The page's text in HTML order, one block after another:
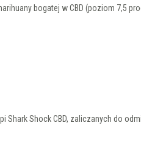
bogatej w CBD (poziom 7,5
Shark Shock CBD, zaliczanych do